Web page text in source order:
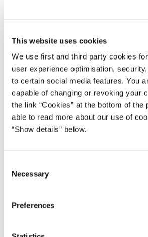
This website uses cookies
We use first and third party cookies
user experience optimisation,
to certain social media features. You
capable of changing or revoking your
the link “Cookies” at the bottom of the
able to read more about our use of
“Show details” below.
Necessary
Preferences
drøftelser med hvert enkelt af de ni
med at forberede et nyt forsvarsforlig.
forsvarsminister forventer at kunne
udspil til forhandlinger hen på foråret.
Finansminister Nicolai Wammen siger:
"Vi har haft gode og konstruktive
partier om, hvordan vi kan styrke vores
sikkerhed og finansiere det kommende
og selvfølgelig en klar forudsætning,
holdning, at afskaffelsen af store
bidrag til finansieringen af et